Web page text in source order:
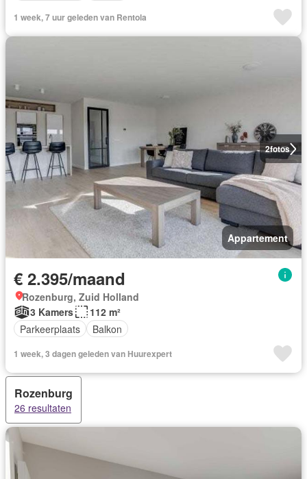
1 week, 7 uur geleden van Rentola
2fotos
Appartement
€ 2.395/maand
Rozenburg, Zuid Holland
3 Kamers
112 m²
Parkeerplaats
Balkon
1 week, 3 dagen geleden van Huurexpert
Rozenburg
26 resultaten